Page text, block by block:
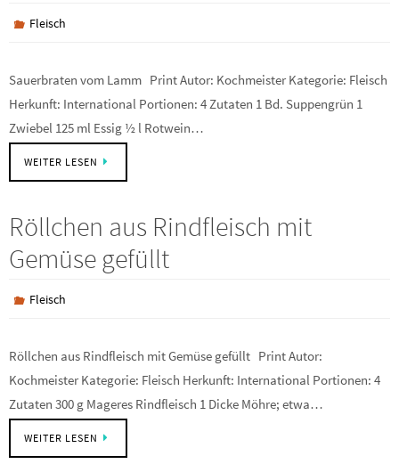
Fleisch
Sauerbraten vom Lamm Print Autor: Kochmeister Kategorie: Fleisch
Herkunft: International Portionen: 4 Zutaten 1 Bd. Suppengrün 1
Zwiebel 125 ml Essig ½ l Rotwein…
WEITER LESEN
Röllchen aus Rindfleisch mit
Gemüse gefüllt
Fleisch
Röllchen aus Rindfleisch mit Gemüse gefüllt Print Autor:
Kochmeister Kategorie: Fleisch Herkunft: International Portionen: 4
Zutaten 300 g Mageres Rindfleisch 1 Dicke Möhre; etwa…
WEITER LESEN